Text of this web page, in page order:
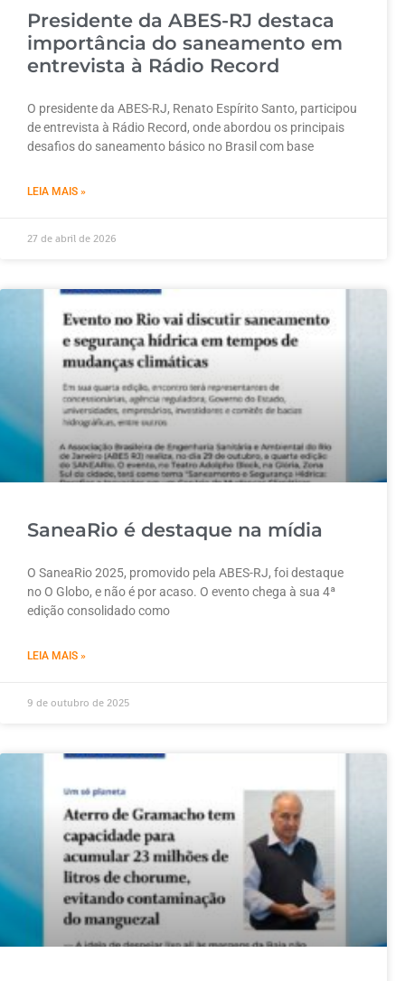
Presidente da ABES-RJ destaca
importância do saneamento em
entrevista à Rádio Record
O presidente da ABES-RJ, Renato Espírito Santo, participou
de entrevista à Rádio Record, onde abordou os principais
desafios do saneamento básico no Brasil com base
LEIA MAIS »
27 de abril de 2026
SaneaRio é destaque na mídia
O SaneaRio 2025, promovido pela ABES-RJ, foi destaque
no O Globo, e não é por acaso. O evento chega à sua 4ª
edição consolidado como
LEIA MAIS »
9 de outubro de 2025